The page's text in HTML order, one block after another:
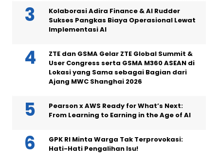
Kolaborasi Adira Finance & AI Rudder
Sukses Pangkas Biaya Operasional Lewat
Implementasi AI
ZTE dan GSMA Gelar ZTE Global Summit &
User Congress serta GSMA M360 ASEAN di
Lokasi yang Sama sebagai Bagian dari
Ajang MWC Shanghai 2026
Pearson x AWS Ready for What’s Next:
From Learning to Earning in the Age of AI
GPK RI Minta Warga Tak Terprovokasi:
Hati-Hati Pengalihan Isu!